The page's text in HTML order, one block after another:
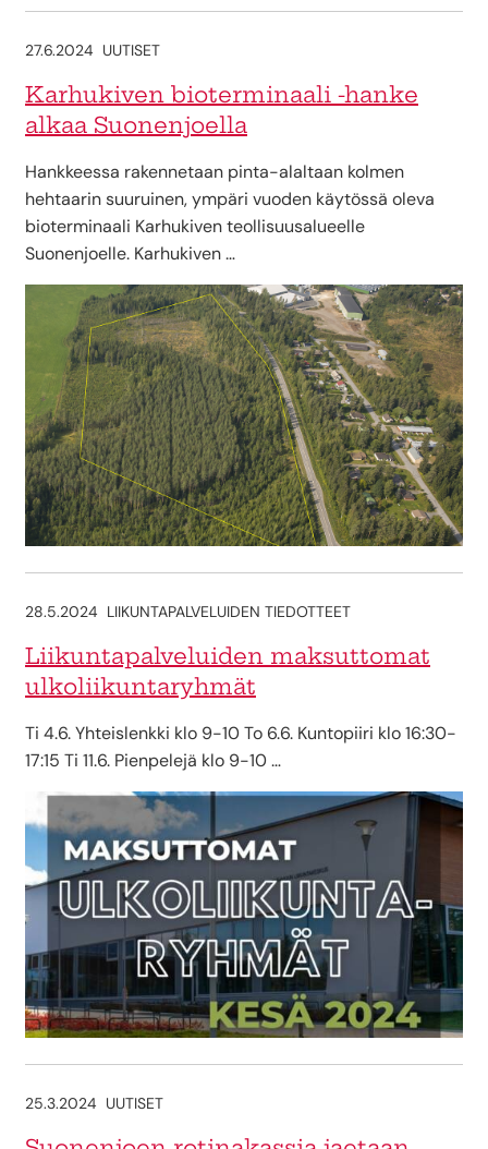
27.6.2024 UUTISET
Karhukiven bioterminaali -hanke
alkaa Suonenjoella
Hankkeessa rakennetaan pinta-alaltaan kolmen
hehtaarin suuruinen, ympäri vuoden käytössä oleva
bioterminaali Karhukiven teollisuusalueelle
Suonenjoelle. Karhukiven …
28.5.2024 LIIKUNTAPALVELUIDEN TIEDOTTEET
Liikuntapalveluiden maksuttomat
ulkoliikuntaryhmät
Ti 4.6. Yhteislenkki klo 9-10 To 6.6. Kuntopiiri klo 16:30-
17:15 Ti 11.6. Pienpelejä klo 9-10 …
25.3.2024 UUTISET